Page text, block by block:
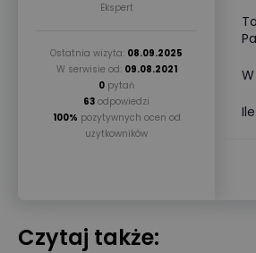
Ekspert
Ostatnia wizyta: 08.09.2025
W serwisie od: 09.08.2021
0 pytań
63 odpowiedzi
100% pozytywnych ocen od
użytkowników
Czytaj także: